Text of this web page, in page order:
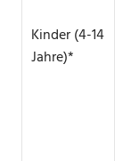
Kinder (4-14
Jahre)*